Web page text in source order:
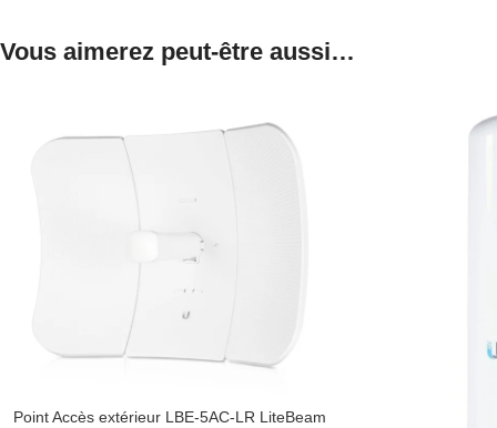
Vous aimerez peut-être aussi…
Point Accès extérieur LBE-5AC-LR LiteBeam